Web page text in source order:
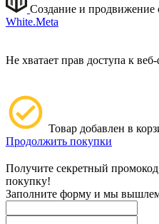
Создание и продвижение
White.Meta
Не хватает прав доступа к
Товар добавлен в
Продолжить покупки
Получите секретный
покупку!
Заполните форму и мы